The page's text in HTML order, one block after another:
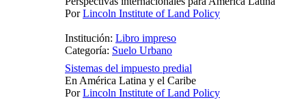
PorLincoln Institute of Land Policy
Institución: Libro impreso
Categoría: Suelo Urbano
Sistemas del impuesto predial
En América Latina y el Caribe
PorLincoln Institute of Land Policy